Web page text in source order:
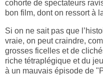
cohorte de spectateurs
bon film, dont on ressort à
Si on ne sait pas que
vraie, on peut craindre,
grosses ficelles et de
riche tétraplégique et du
à un mauvais épisode de